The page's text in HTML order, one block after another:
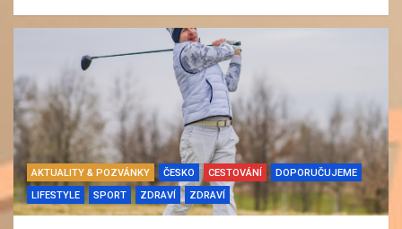
AKTUALITY & POZVÁNKY ČESKO CESTOVÁNÍ
DOPORUČUJEME
LIFESTYLE
SPORT ZDRAVÍ ZDRAVÍ